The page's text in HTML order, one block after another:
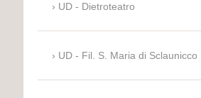
UD - Dietroteatro
UD - Fil. S. Maria di Sclaunicco